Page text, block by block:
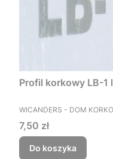
Profil korkowy LB-1
PRODUCENT
WICANDERS - DOM
Cena
7,50 zł
Do koszyka